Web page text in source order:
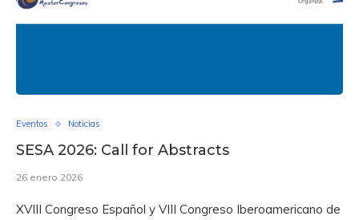
Eventos Noticias
SESA 2026: Call for Abstracts
26 enero 2026
XVIII Congreso Español y VIII Congreso Iberoamericano de